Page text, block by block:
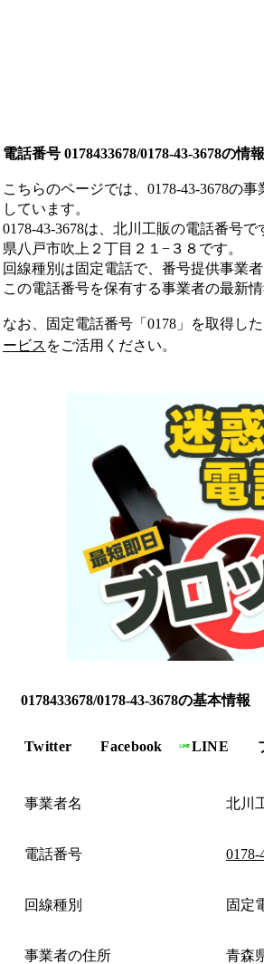
電話番号 0178433678/0178-43-3678の情報
こちらのページでは、 0178-43-3678の事
しています。
0178-43-3678は、 北川工販の電話番号で
県八戸市吹上２丁目２１−３８ です。
回線種別は固定電話で、番号提供事業
この電話番号を保有する事業者の最新
なお、固定電話番号「 0178 」を取得し
ービス をご活用ください。
0178433678/0178-43-3678の基本情報
Twitter Facebook LINE
事業者名 北川
電話番号 0178-
回線種別 固定
事業者の住所 青森